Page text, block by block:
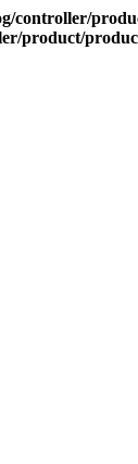
controller/
product/